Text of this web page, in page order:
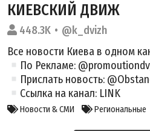
КИЕВСКИЙ ДВИЖ
448.3K
@k_dvizh
Все новости Киева в одном
По Рекламе:
Прислать новость:
Ссылка на канал: LINK
Новости & СМИ Региональные